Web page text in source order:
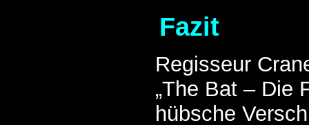
Fazit
Regisseur
„The Bat – Die
hübsche